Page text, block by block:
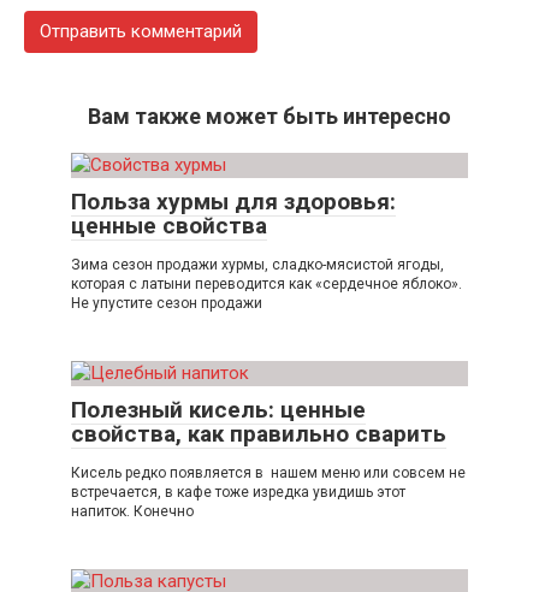
Вам также может быть интересно
Польза хурмы для здоровья:
ценные свойства
Зима сезон продажи хурмы, сладко-мясистой ягоды,
которая с латыни переводится как «сердечное яблоко».
Не упустите сезон продажи
Полезный кисель: ценные
свойства, как правильно сварить
Кисель редко появляется в нашем меню или совсем не
встречается, в кафе тоже изредка увидишь этот
напиток. Конечно